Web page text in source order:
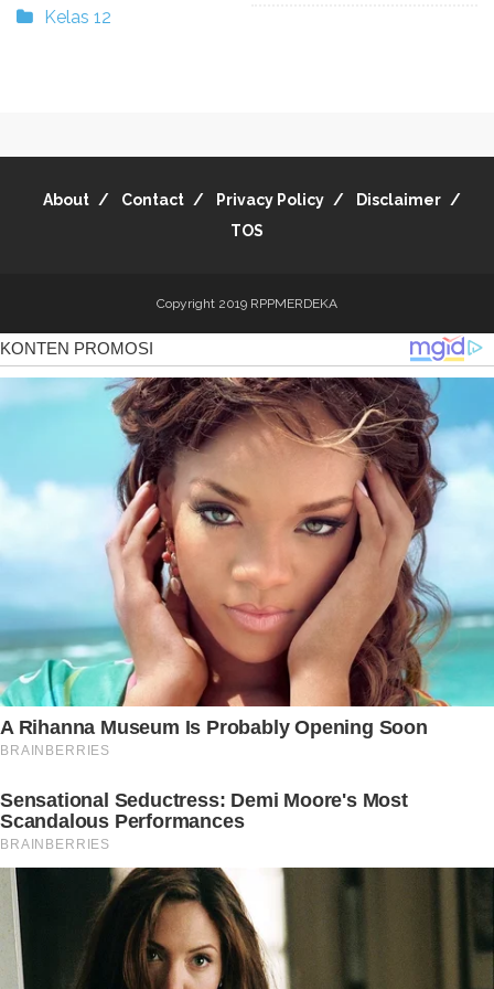
Kelas 12
About Contact Privacy Policy
Disclaimer
TOS
Copyright 2019 RPPMERDEKA